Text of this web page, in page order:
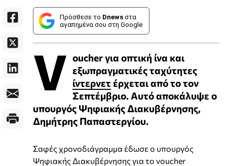
Πρόσθεσε το Dnews στα
αγαπημένα σου στη Google
V oucher για οπτική ίνα και
εξωπραγματικές ταχύτητες
ίντερνετέρχεται από το τον
Σεπτέμβριο. Αυτό αποκάλυψε ο
υπουργός Ψηφιακής Διακυβέρνησης,
Δημήτρης Παπαστεργίου.
Σαφές χρονοδιάγραμμα έδωσε ο υπουργός
Ψηφιακής Διακυβέρνησης για το voucher